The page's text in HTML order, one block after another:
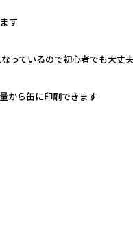
す
っているので初心者でも大
から缶に印刷できます